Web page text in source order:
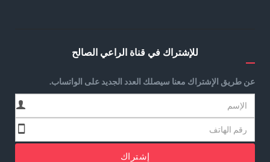
للإشتراك في قناة الراعي الصالح
عن طريق الإشتراك معنا سيصلك العدد الجديد على الواتساب.
إشتراك